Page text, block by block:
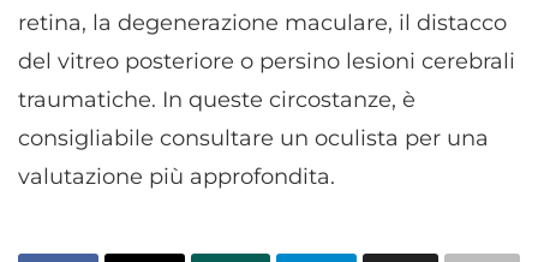
retina, la degenerazione maculare, il distacco
del vitreo posteriore o persino lesioni cerebrali
traumatiche. In queste circostanze, è
consigliabile consultare un oculista per una
valutazione più approfondita.